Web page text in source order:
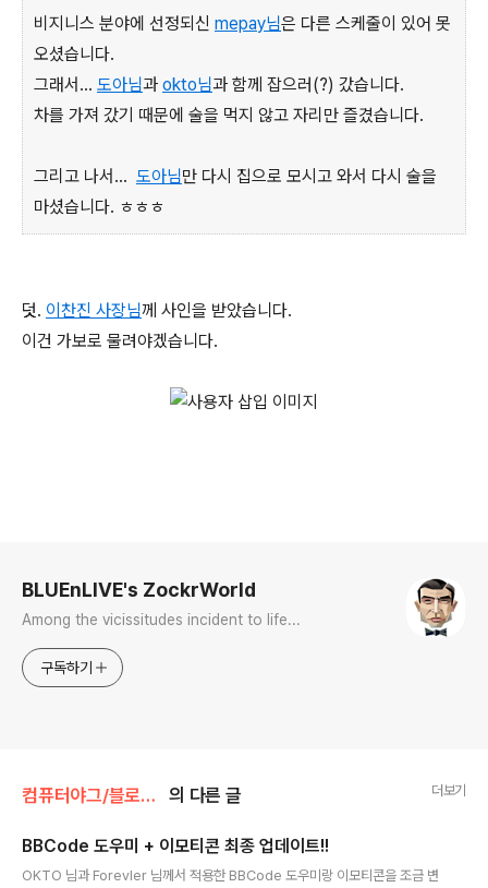
비지니스 분야에 선정되신 mepay님은 다른 스케줄이 있어 못
오셨습니다.
그래서... 도아님과 okto님과 함께 잡으러(?) 갔습니다.
차를 가져 갔기 때문에 술을 먹지 않고 자리만 즐겼습니다.
그리고 나서... 도아님만 다시 집으로 모시고 와서 다시 술을
마셨습니다. ㅎㅎㅎ
덧. 이찬진 사장님께 사인을 받았습니다.
이건 가보로 물려야겠습니다.
BLUEnLIVE's ZockrWorld
Among the vicissitudes incident to life...
구독하기
컴퓨터야그/블로그 관련 의 다른 글 더보기
BBCode 도우미 + 이모티콘 최종 업데이트!!
OKTO 님과 Forevler 님께서 적용한 BBCode 도우미랑 이모티콘을 조금 변